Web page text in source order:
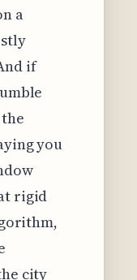
a
if
you
rigid
city